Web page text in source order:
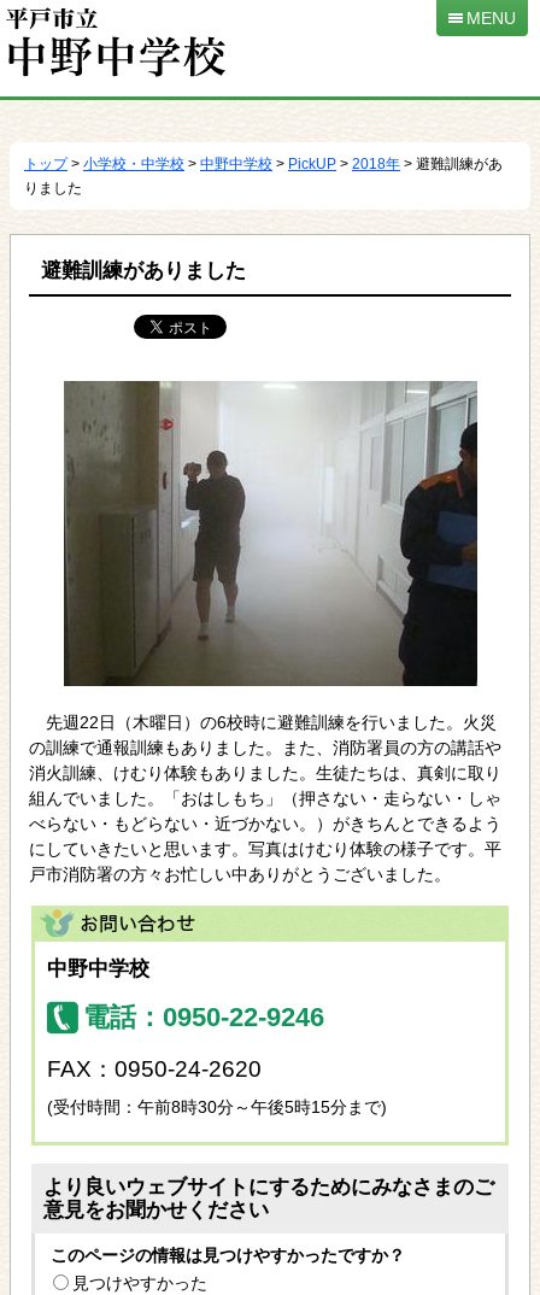
動
MENU
トップ> 小学校・中学校 > 中野中学校 > PickUP > 2018年 > 避難訓練があ
りました
避難訓練がありました
先週22日（木曜日）の6校時に避難訓練を行いました。火災
の訓練で通報訓練もありました。また、消防署員の方の講話や
消火訓練、けむり体験もありました。生徒たちは、真剣に取り
組んでいました。「おはしもち」（押さない・走らない・しゃ
べらない・もどらない・近づかない。）がきちんとできるよう
にしていきたいと思います。写真はけむり体験の様子です。平
戸市消防署の方々お忙しい中ありがとうございました。
中野中学校
電話：0950-22-9246
FAX：0950-24-2620
(受付時間：午前8時30分～午後5時15分まで)
より良いウェブサイトにするためにみなさまのご
意見をお聞かせください
このページの情報は見つけやすかったですか？
見つけやすかった